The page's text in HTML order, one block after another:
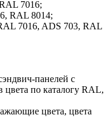
7016;
RAL 8014;
7016, ADS 703, RAL
панелей с
по каталогу RAL,
цвета, цвета